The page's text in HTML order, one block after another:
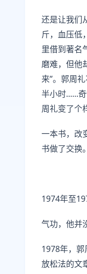
还是让我们
斤，血压低
里借到著名
磨难，但他
来”。郭周
半小时......
周礼变了个
一本书，改
书做了交换
1974年至
气功，他并
1978年，
放松法的文